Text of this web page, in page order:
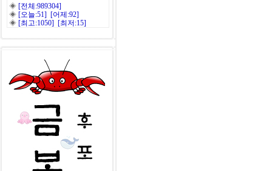
◈ [전체:989304]
◈ [오늘:51] [어제:92]
◈ [최고:1050] [최저:15]